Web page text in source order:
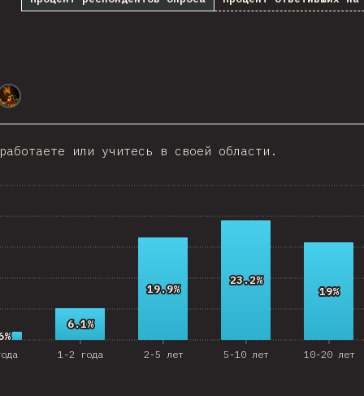
Latvia
Bolivia
Rica
Nepal
Pakistan
Morocco
Slovenia
или учитесь в своей области.
1-2 года 2-5 лет 5-10 лет 10-20 лет
6.1%
6.1%
19.9%
19.9%
23.2%
23.2%
19%
19%